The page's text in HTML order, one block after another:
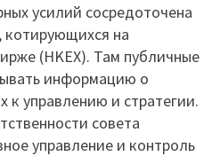
усилий сосредоточена
котирующихся на
(HKEX). Там публичные
информацию о
к управлению и стратегии.
совета
управление и контроль